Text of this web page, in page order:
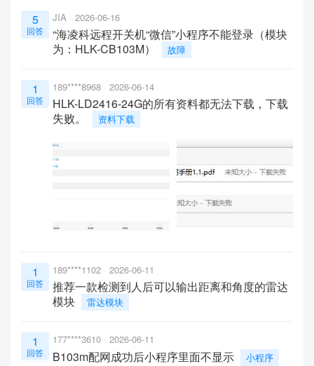
5
回答
JIA 2026-06-16
“海凌科远程开关机“微信”小程序不能登录（模块
为：HLK-CB103M）
故障
1
回答
189****8968 2026-06-14
HLK-LD2416-24G的所有资料都无法下载，下载
失败。
资料下载
1
回答
189****1102 2026-06-11
推荐一款检测到人后可以输出距离和角度的雷达
模块
雷达模块
1
回答
177****3610 2026-06-11
B103m配网成功后小程序里面不显示 小程序